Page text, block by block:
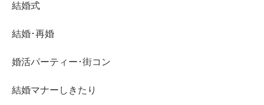
結婚式
結婚･再婚
婚活パーティー･街コン
結婚マナーしきたり